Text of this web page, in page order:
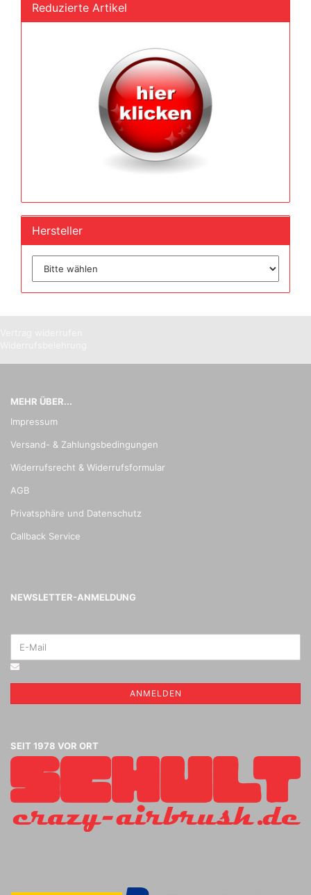
Reduzierte Artikel
Hersteller
MEHR ÜBER...
Impressum
Versand- & Zahlungsbedingungen
Widerrufsrecht & Widerrufsformular
AGB
Privatsphäre und Datenschutz
Callback Service
NEWSLETTER-ANMELDUNG
ANMELDEN
SEIT 1978 VOR ORT